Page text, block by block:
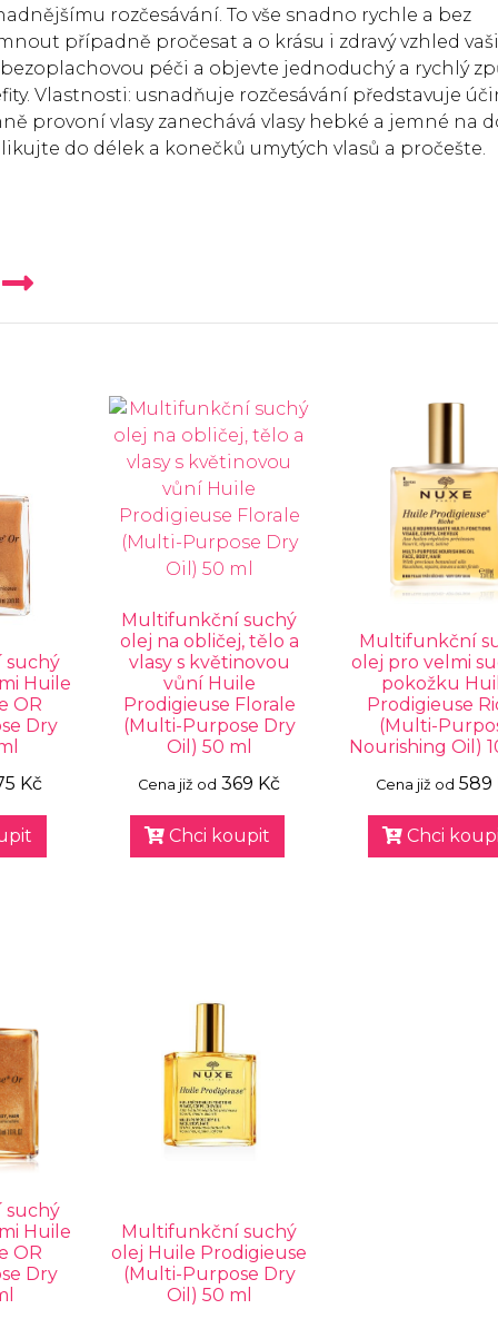
rozčesávání. To vše snadno rychle a bez
případně pročesat a o krásu i zdravý vzhled
péči a objevte jednoduchý a rychlý
Vlastnosti: usnadňuje rozčesávání představuje
provoní vlasy zanechává vlasy hebké a jemné na
do délek a konečků umytých vlasů a pročešte.
Huile
OR
Dry
Kč
Multifunkční suchý
olej na obličej, tělo a
vlasy s květinovou
vůní Huile
Prodigieuse Florale
(Multi-Purpose Dry
Oil) 50 ml
Cena již od 369 Kč
Chci koupit
Multifunkční
olej pro velmi
pokožku
Prodigieuse
(Multi-
Nourishing Oil)
Cena již od 589
Chci
Huile
OR
Dry
Multifunkční suchý
olej Huile Prodigieuse
(Multi-Purpose Dry
Oil) 50 ml